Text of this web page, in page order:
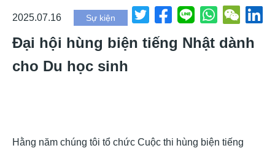
2025.07.16 Sự kiện
Đại hội hùng biện tiếng Nhật dành
cho Du học sinh
Hằng năm chúng tôi tổ chức Cuộc thi hùng biện tiếng